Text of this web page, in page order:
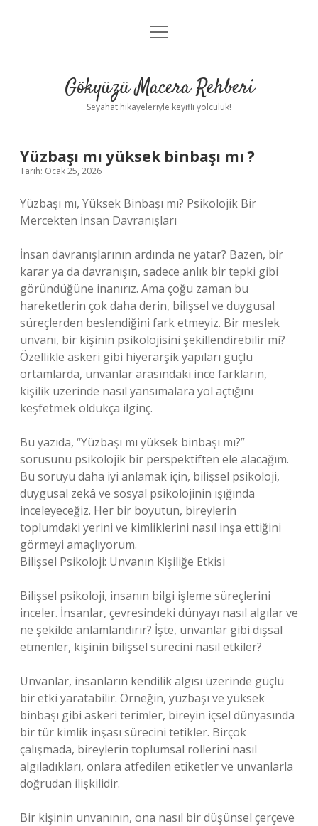
Anasayfa
Yasal Uyarı
menüyü
Gökyüzü Macera Rehberi
Seyahat hikayeleriyle keyifli yolculuk!
Yüzbaşı mı yüksek binbaşı mı ?
Tarih: Ocak 25, 2026
Yüzbaşı mı, Yüksek Binbaşı mı? Psikolojik Bir
Mercekten İnsan Davranışları
İnsan davranışlarının ardında ne yatar? Bazen, bir
karar ya da davranışın, sadece anlık bir tepki gibi
göründüğüne inanırız. Ama çoğu zaman bu
hareketlerin çok daha derin, bilişsel ve duygusal
süreçlerden beslendiğini fark etmeyiz. Bir meslek
unvanı, bir kişinin psikolojisini şekillendirebilir mi?
Özellikle askeri gibi hiyerarşik yapıları güçlü
ortamlarda, unvanlar arasındaki ince farkların,
kişilik üzerinde nasıl yansımalara yol açtığını
keşfetmek oldukça ilginç.
Bu yazıda, “Yüzbaşı mı yüksek binbaşı mı?”
sorusunu psikolojik bir perspektiften ele alacağım.
Bu soruyu daha iyi anlamak için, bilişsel psikoloji,
duygusal zekâ ve sosyal psikolojinin ışığında
inceleyeceğiz. Her bir boyutun, bireylerin
toplumdaki yerini ve kimliklerini nasıl inşa ettiğini
görmeyi amaçlıyorum.
Bilişsel Psikoloji: Unvanın Kişiliğe Etkisi
Bilişsel psikoloji, insanın bilgi işleme süreçlerini
inceler. İnsanlar, çevresindeki dünyayı nasıl algılar ve
ne şekilde anlamlandırır? İşte, unvanlar gibi dışsal
etmenler, kişinin bilişsel sürecini nasıl etkiler?
Unvanlar, insanların kendilik algısı üzerinde güçlü
bir etki yaratabilir. Örneğin, yüzbaşı ve yüksek
binbaşı gibi askeri terimler, bireyin içsel dünyasında
bir tür kimlik inşası sürecini tetikler. Birçok
çalışmada, bireylerin toplumsal rollerini nasıl
algıladıkları, onlara atfedilen etiketler ve unvanlarla
doğrudan ilişkilidir.
Bir kişinin unvanının, ona nasıl bir düşünsel çerçeve